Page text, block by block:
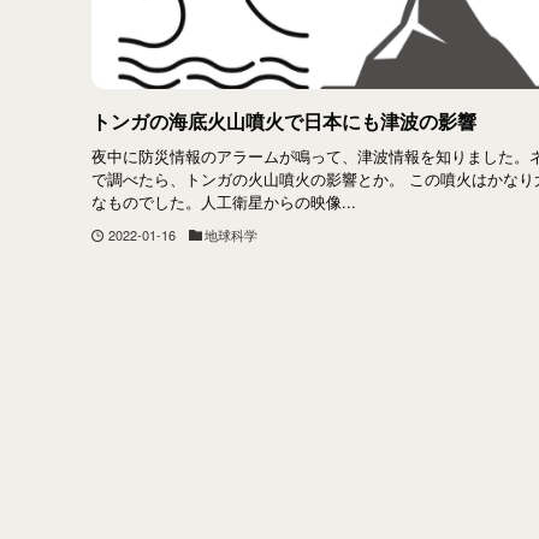
トンガの海底火山噴火で日本にも津波の影響
夜中に防災情報のアラームが鳴って、津波情報を知りました。
で調べたら、トンガの火山噴火の影響とか。 この噴火はかなり
なものでした。人工衛星からの映像...
2022-01-16 地球科学